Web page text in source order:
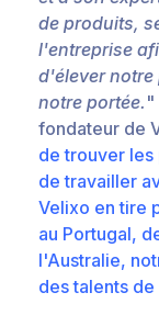
de produits,
l'entreprise
d'élever
notre portée. "
fondateur de
de trouver les
de travailler
Velixo en tire
au Portugal,
l'Australie,
des talents